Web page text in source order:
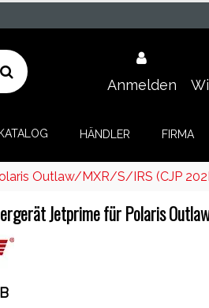
Anmelden
KATALOG HÄNDLER FIRMA
Outlaw/MXR/S/IRS (CJP
Jetprime für Polaris